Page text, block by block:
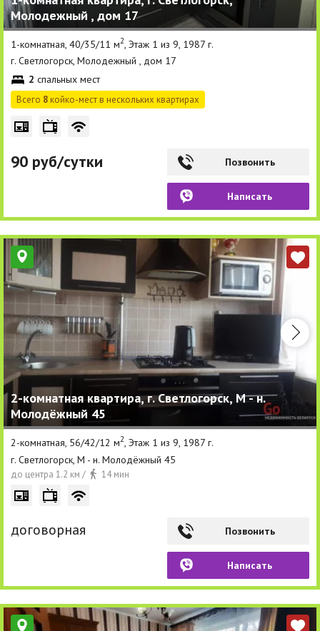
Другие разделы
Новости
Агентства
Ремонт квартир
Способы оплаты
Молодежный , дом 17
1-комнатная, 40/35/11 м2 , Этаж 1 из 9, 1987 г.
г. Светлогорск, Молодежный , дом 17
2 спальных мест
Всего 8 койко-мест в нескольких квартирах
90 руб/сутки Позвонить
Написать
2-комнатная квартира, г. Светлогорск, М - н.
Молодёжный 45
2-комнатная, 56/42/12 м2, Этаж 1 из 9, 1987 г.
г. Светлогорск, М - н. Молодёжный 45
до центра 1.2 км / 14 мин
договорная Позвонить
Написать